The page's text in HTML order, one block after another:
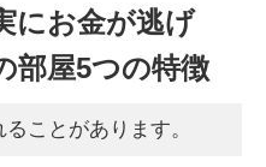
にお金が逃げ
部屋5つの特徴
ことがあります。